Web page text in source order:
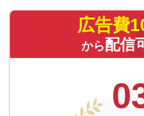
広告費
から配信